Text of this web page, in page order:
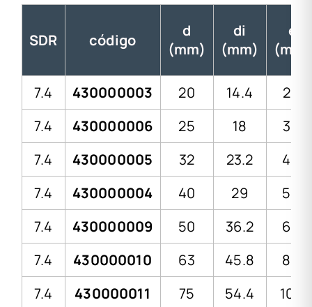
SDR código
d
(mm)
di
(mm)
e
(mm)
7.4 430000003 20 14.4
2.8
7.4
430000006 25 18
3.5
7.4
430000005 32 23.2
4.4
7.4
430000004 40 29
5.5
7.4
430000009 50 36.2
6.9
7.4
430000010 63 45.8
8.6
7.4
430000011 75 54.4 10.3